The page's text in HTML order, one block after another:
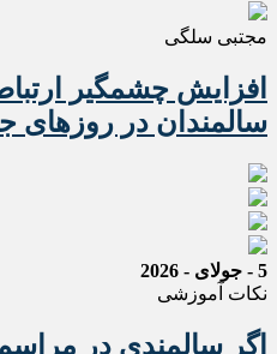
مجتبی سلگی
افزایش چشمگیر
سالمندان در روزهای
5 - جولای - 2026
نکات آموزشی
اگر سالمندی در